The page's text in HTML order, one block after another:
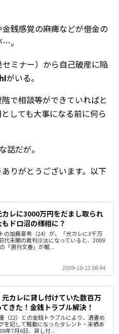
銭感覚の麻痺などが借金の
。
ミナー）から自己破産に陥
がいる。
で相談等ができていればと
しても大事になる前に何ら
話だが。
りがとうございます。以下
レに3000万円をだまし取られ
ドロ沼の様相に？
の加藤夏希（24）が、「元カレに3千万
代未聞の裁判沙汰になっていると、2009
「週刊文春」が報...
2009-10-22 08:44
カレに貸し付けていた数百万
きた！金銭トラブル解決！
（22）との金銭トラブルにより、遺書め
を記して騒動になったタレント・来栖あ
年7月6日、貸し付...